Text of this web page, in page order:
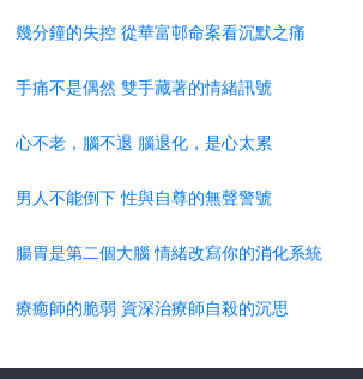
幾分鐘的失控 從華富邨命案看沉默之痛
手痛不是偶然 雙手藏著的情緒訊號
心不老，腦不退 腦退化，是心太累
男人不能倒下 性與自尊的無聲警號
腸胃是第二個大腦 情緒改寫你的消化系統
療癒師的脆弱 資深治療師自殺的沉思